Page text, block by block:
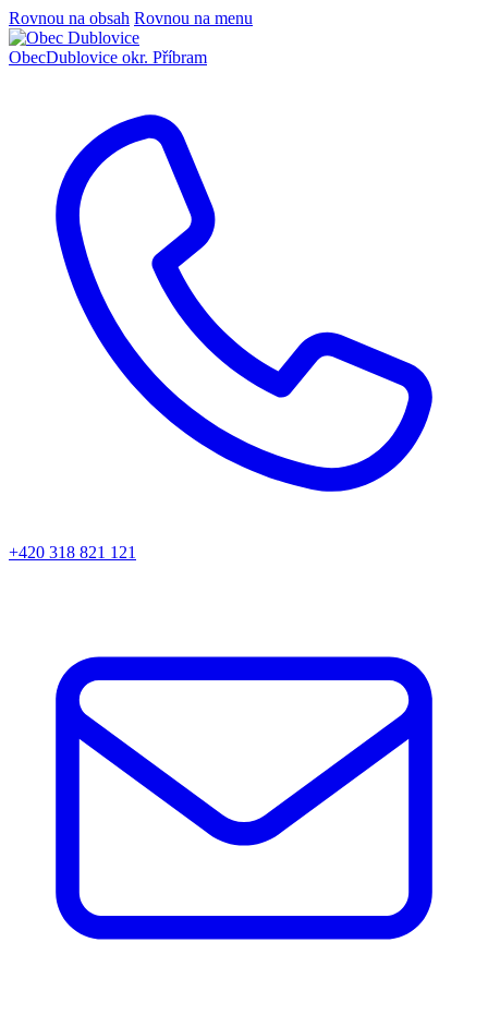
Rovnou na obsah Rovnou na menu
ObecDublovice okr. Příbram
+420 318 821 121